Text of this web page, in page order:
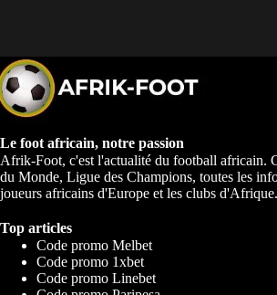
Le foot africain, notre passion
Afrik-Foot, c'est l'actualité du football africain.
du Monde, Ligue des Champions, toutes les
joueurs africains d'Europe et les clubs d'Afrique.
Top articles
Code promo Melbet
Code promo 1xbet
Code promo Linebet